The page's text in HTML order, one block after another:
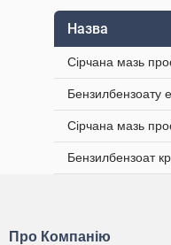
Назва
Сірчана мазь
Бензилбензоату
Сірчана мазь
Бензилбензоат
Про Компанію